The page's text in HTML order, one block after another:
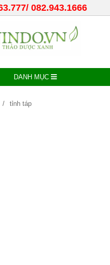
082.943.1666
DANH MỤC
tỉnh táp